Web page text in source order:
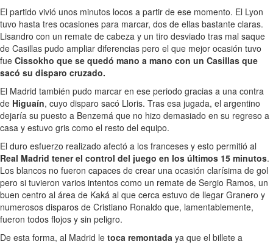
El partido vivió unos minutos locos a partir de ese momento. El Lyon
tuvo hasta tres ocasiones para marcar, dos de ellas bastante claras.
Lisandro con un remate de cabeza y un tiro desviado tras mal saque
de Casillas pudo ampliar diferencias pero el que mejor ocasión tuvo
fue Cissokho que se quedó mano a mano con un Casillas que
sacó su disparo cruzado.
El Madrid también pudo marcar en ese periodo gracias a una contra
de Higuaín, cuyo disparo sacó Lloris. Tras esa jugada, el argentino
dejaría su puesto a Benzemá que no hizo demasiado en su regreso a
casa y estuvo gris como el resto del equipo.
El duro esfuerzo realizado afectó a los franceses y esto permitió al
Real Madrid tener el control del juego en los últimos 15 minutos.
Los blancos no fueron capaces de crear una ocasión clarísima de gol
pero si tuvieron varios intentos como un remate de Sergio Ramos, un
buen centro al área de Kaká al que cerca estuvo de llegar Granero y
numerosos disparos de Cristiano Ronaldo que, lamentablemente,
fueron todos flojos y sin peligro.
De esta forma, al Madrid le toca remontada ya que el billete a